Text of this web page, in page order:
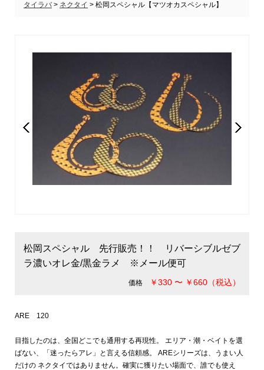
タイラバ> ネクタイ > 松岡スペシャル【マツオカスペシャル】
松岡スペシャル 先行販売！！ リバーシブルゼブ
ラ濃いオレ金/黒金ラメ ※メール便可
価格 ￥330 〜 ￥660（税込）
ARE 120
目指したのは、全国どこでも通用する再現性。 エリア・潮・ベイトを選
ばない、「迷ったらアレ」と言える信頼感。 AREシリーズは、うまい人
だけの ネクタイではありません。確実に獲りたい場面で、誰でも使え